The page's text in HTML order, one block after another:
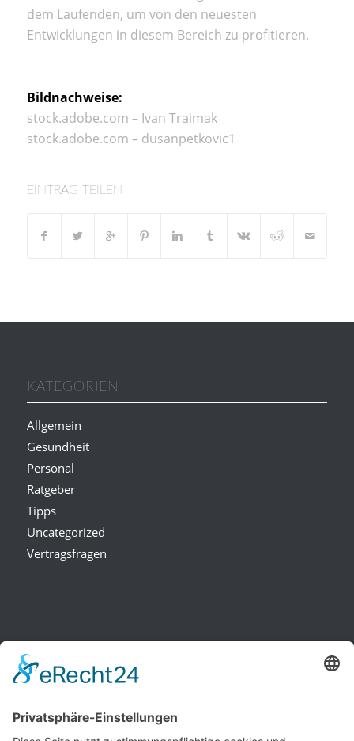
dem Laufenden, um von den neuesten
Entwicklungen in diesem Bereich zu profitieren.
Bildnachweise:
stock.adobe.com – Ivan Traimak
stock.adobe.com – dusanpetkovic1
EINTRAG TEILEN
KATEGORIEN
Allgemein
Gesundheit
Personal
Ratgeber
Tipps
Uncategorized
Vertragsfragen
NEUESTE BEITRÄGE
Finanzierungslücken entlarvt: So vermeiden Sie teure